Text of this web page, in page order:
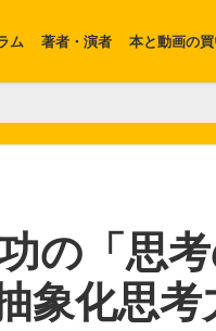
ム 著者・演者 本と動画の
の「思
象化思